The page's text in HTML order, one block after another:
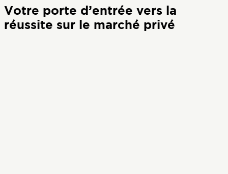
Votre porte d’entrée vers la
réussite sur le marché privé